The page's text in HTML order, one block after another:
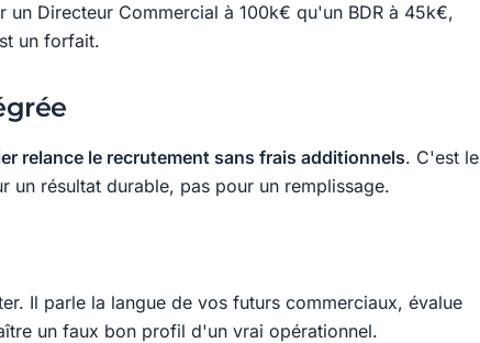
Directeur Commercial à 100k€ qu'un BDR à 45k€,
un forfait.
relance le recrutement sans frais additionnels. C'est le
un résultat durable, pas pour un remplissage.
Il parle la langue de vos futurs commerciaux, évalue
un faux bon profil d'un vrai opérationnel.